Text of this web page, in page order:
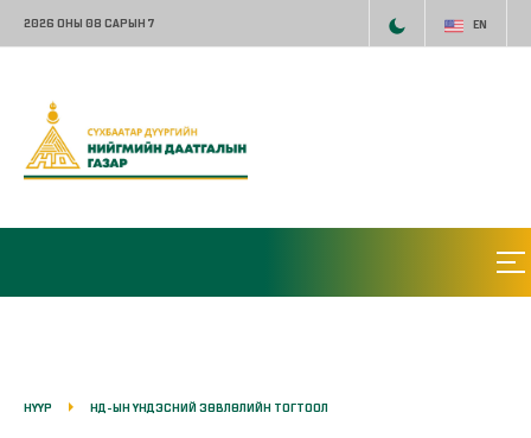
2026 ОНЫ 08 САРЫН 7 EN
НҮҮР НД-ЫН ҮНДЭСНИЙ ЗӨВЛӨЛИЙН ТОГТООЛ